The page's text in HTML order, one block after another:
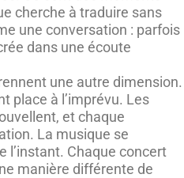
cherche à traduire sans
une conversation : parfois
dans une écoute
une autre dimension.
place à l’imprévu. Les
et chaque
La musique se
l’instant. Chaque concert
manière différente de